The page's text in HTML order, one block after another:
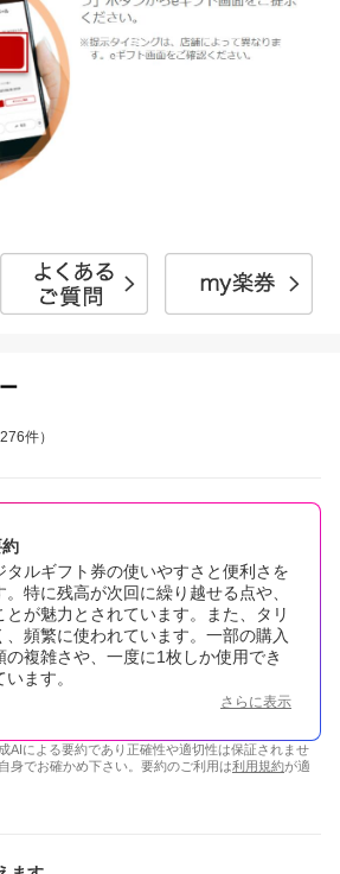
276件）
タルギフト券の使いやすさと便利さを
特に残高が次回に繰り越せる点や、
とが魅力とされています。また、タリ
、頻繁に使われています。一部の購入
複雑さや、一度に1枚しか使用でき
ます。
さらに表示
AIによる要約であり正確性や適切性は保証されませ
身でお確かめ下さい。要約のご利用は利用規約が適